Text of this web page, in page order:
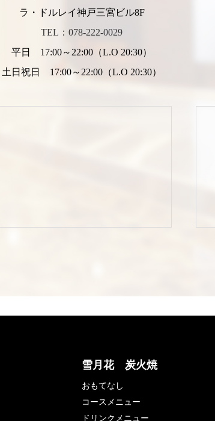
ラ・ドルレイ神戸三宮ビル8F
TEL：078-222-0029
平日 17:00～22:00（L.O 20:30）
土日祝日 17:00～22:00（L.O 20:30）
雪月花 炭火焼
おもてなし
コースメニュー
ドリンクメニュー